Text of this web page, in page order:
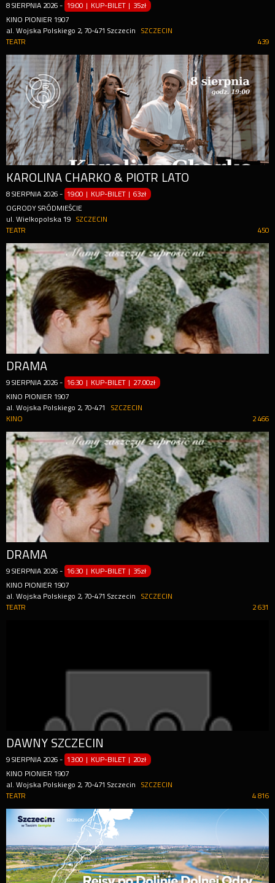
8 SIERPNIA 2026 - 19:00 | KUP-BILET | 35zł
KINO PIONIER 1907
al. Wojska Polskiego 2, 70-471 Szczecin
SZCZECIN
439
TEATR
KAROLINA CHARKO & PIOTR LATO
8 SIERPNIA 2026 - 19:00 | KUP-BILET |63zł
OGRODY SRÓDMIEŚCIE
ul. Wielkopolska 19
SZCZECIN
450
TEATR
DRAMA
9 SIERPNIA 2026 - 16:30 | KUP-BILET | 27.00zł
KINO PIONIER 1907
al. Wojska Polskiego 2, 70-471
SZCZECIN
2 466
KINO
DRAMA
9 SIERPNIA 2026 - 16:30 | KUP-BILET | 35zł
KINO PIONIER 1907
al. Wojska Polskiego 2, 70-471 Szczecin
SZCZECIN
2 631
TEATR
DAWNY SZCZECIN
9 SIERPNIA 2026 - 13:00 | KUP-BILET | 20zł
KINO PIONIER 1907
al. Wojska Polskiego 2, 70-471 Szczecin
SZCZECIN
4 816
TEATR